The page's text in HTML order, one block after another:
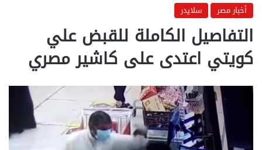
أخبار مصر
سلايدر
التفاصيل الكاملة للقبض علي
كويتي اعتدى على كاشير مصري